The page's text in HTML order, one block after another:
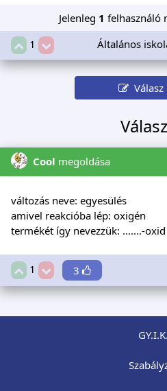
Jelenleg 1 felhasználó
1
Általános
Válasz
Cool megoldása
változás neve: egyesülés
amivel reakcióba lép: oxigén
termékét így nevezzük: .......-oxid
1 3
GY.I.K.